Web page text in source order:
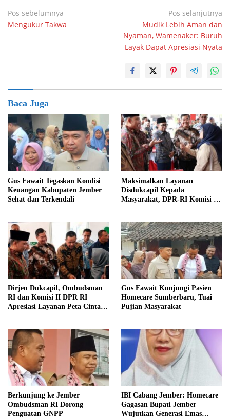
Navigasi
pos
Pos sebelumnya
Mengukur Takwa
Pos selanjutnya
Mudik Lebih Aman dan
Nyaman, Wamenaker: Buruh
Layak Dapat Apresiasi Nyata
Baca Juga
Gus Fawait Tegaskan Kondisi
Keuangan Kabupaten Jember
Sehat dan Terkendali
Maksimalkan Layanan
Disdukcapil Kepada
Masyarakat, DPR-RI Komisi II
Dirjen Dukcapil, Ombudsman
RI dan Komisi II DPR RI
Apresiasi Layanan Peta Cinta di
Gus Fawait Kunjungi Pasien
Homecare Sumberbaru, Tuai
Pujian Masyarakat
Berkunjung ke Jember
Ombudsman RI Dorong
Penguatan GNPP
IBI Cabang Jember: Homecare
Gagasan Bupati Jember
Wujutkan Generasi Emas